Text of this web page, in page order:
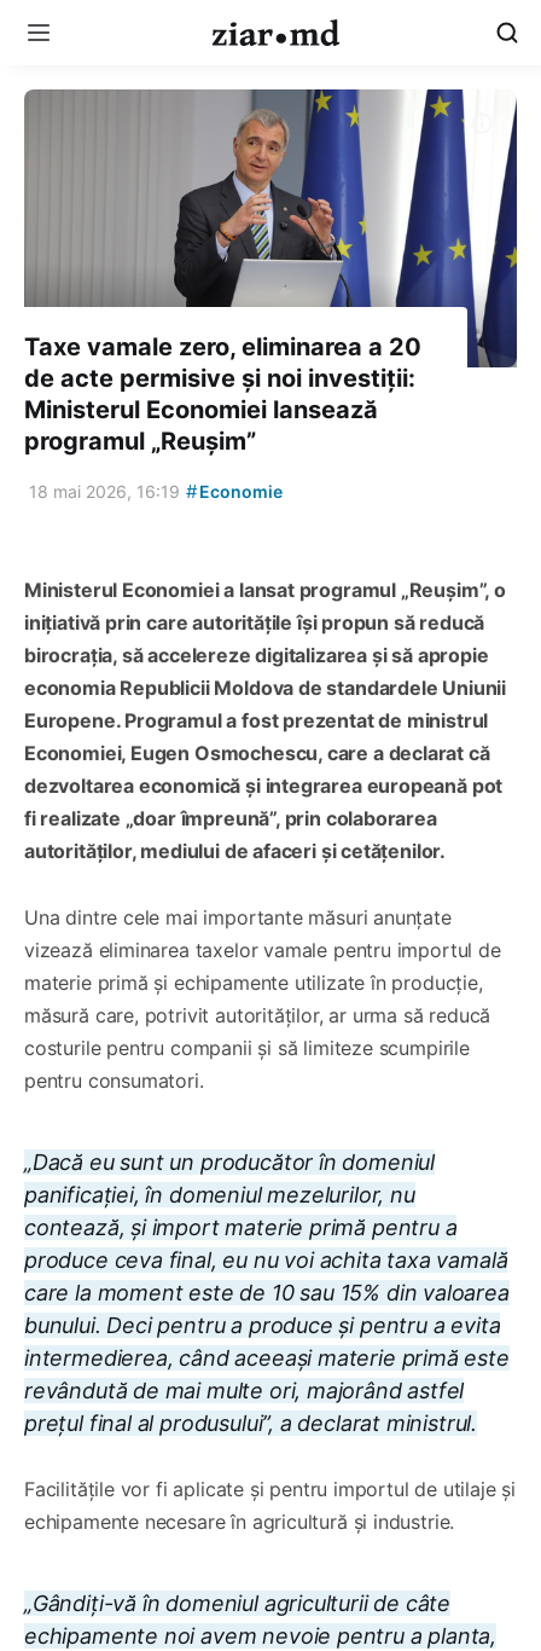
Taxe vamale zero, eliminarea a 20
de acte permisive și noi investiții:
Ministerul Economiei lansează
programul „Reușim”
18 mai 2026, 16:19 #Economie
Ministerul Economiei a lansat programul „Reușim”, o
inițiativă prin care autoritățile își propun să reducă
birocrația, să accelereze digitalizarea și să apropie
economia Republicii Moldova de standardele Uniunii
Europene. Programul a fost prezentat de ministrul
Economiei, Eugen Osmochescu, care a declarat că
dezvoltarea economică și integrarea europeană pot
fi realizate „doar împreună”, prin colaborarea
autorităților, mediului de afaceri și cetățenilor.
Una dintre cele mai importante măsuri anunțate
vizează eliminarea taxelor vamale pentru importul de
materie primă și echipamente utilizate în producție,
măsură care, potrivit autorităților, ar urma să reducă
costurile pentru companii și să limiteze scumpirile
pentru consumatori.
„Dacă eu sunt un producător în domeniul
panificației, în domeniul mezelurilor, nu
contează, și import materie primă pentru a
produce ceva final, eu nu voi achita taxa vamală
care la moment este de 10 sau 15% din valoarea
bunului. Deci pentru a produce și pentru a evita
intermedierea, când aceeași materie primă este
revândută de mai multe ori, majorând astfel
prețul final al produsului”, a declarat ministrul.
Facilitățile vor fi aplicate și pentru importul de utilaje și
echipamente necesare în agricultură și industrie.
„Gândiți-vă în domeniul agriculturii de câte
echipamente noi avem nevoie pentru a planta,